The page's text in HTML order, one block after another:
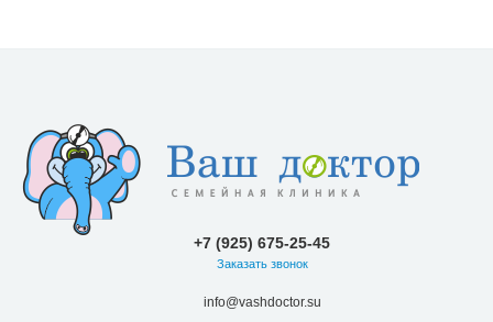
+7 (925) 675-25-45
Заказать звонок
info@vashdoctor.su